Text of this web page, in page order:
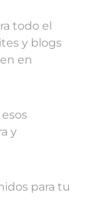
todo el
y blogs
en
y
para tu